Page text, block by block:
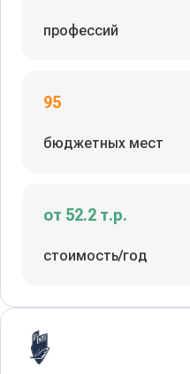
профессий
95
бюджетных мест
от 52.2 т.р.
стоимость/год